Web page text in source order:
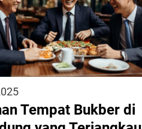
Tempat Bukber di